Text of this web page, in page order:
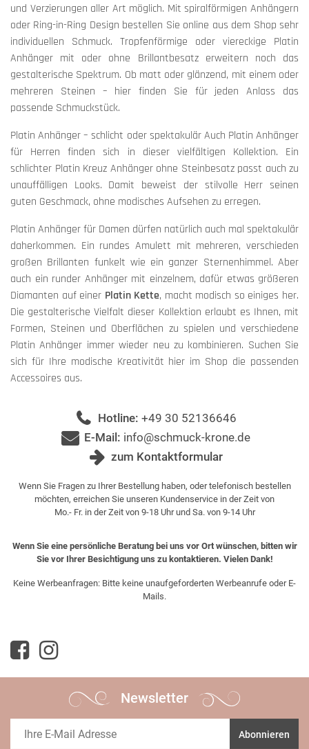
und Verzierungen aller Art möglich. Mit spiralförmigen Anhängern
oder Ring-in-Ring Design bestellen Sie online aus dem Shop sehr
individuellen Schmuck. Tropfenförmige oder viereckige Platin
Anhänger mit oder ohne Brillantbesatz erweitern noch das
gestalterische Spektrum. Ob matt oder glänzend, mit einem oder
mehreren Steinen – hier finden Sie für jeden Anlass das
passende Schmuckstück.
Platin Anhänger – schlicht oder spektakulär Auch Platin Anhänger
für Herren finden sich in dieser vielfältigen Kollektion. Ein
schlichter Platin Kreuz Anhänger ohne Steinbesatz passt auch zu
unauffälligen Looks. Damit beweist der stilvolle Herr seinen
guten Geschmack, ohne modisches Aufsehen zu erregen.
Platin Anhänger für Damen dürfen natürlich auch mal spektakulär
daherkommen. Ein rundes Amulett mit mehreren, verschieden
großen Brillanten funkelt wie ein ganzer Sternenhimmel. Aber
auch ein runder Anhänger mit einzelnem, dafür etwas größeren
Diamanten auf einer Platin Kette, macht modisch so einiges her.
Die gestalterische Vielfalt dieser Kollektion erlaubt es Ihnen, mit
Formen, Steinen und Oberflächen zu spielen und verschiedene
Platin Anhänger immer wieder neu zu kombinieren. Suchen Sie
sich für Ihre modische Kreativität hier im Shop die passenden
Accessoires aus.
Hotline: +49 30 52136646
E-Mail: info@schmuck-krone.de
zum Kontaktformular
Wenn Sie Fragen zu Ihrer Bestellung haben, oder telefonisch bestellen
möchten, erreichen Sie unseren Kundenservice in der Zeit von
Mo.- Fr. in der Zeit von 9-18 Uhr und Sa. von 9-14 Uhr
Wenn Sie eine persönliche Beratung bei uns vor Ort wünschen, bitten wir
Sie vor Ihrer Besichtigung uns zu kontaktieren. Vielen Dank!
Keine Werbeanfragen: Bitte keine unaufgeforderten Werbeanrufe oder E-
Mails.
Newsletter
Abonnieren